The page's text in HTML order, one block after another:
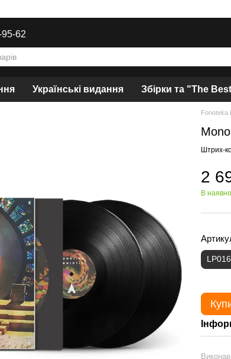
62
Українські видання Збірки та "The
Fonoteka
Штрих-
2
В